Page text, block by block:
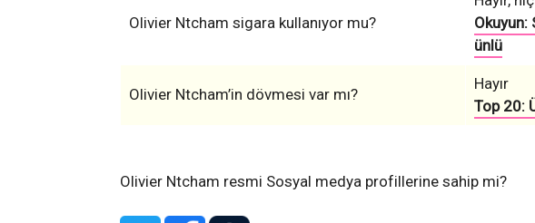
Olivier Ntcham sigara kullanıyor mu?
Okuyun:
ünlü
Olivier Ntcham’in dövmesi var mı?
Hayır
Top 20:
Olivier Ntcham resmi Sosyal medya profillerine sahip mi?